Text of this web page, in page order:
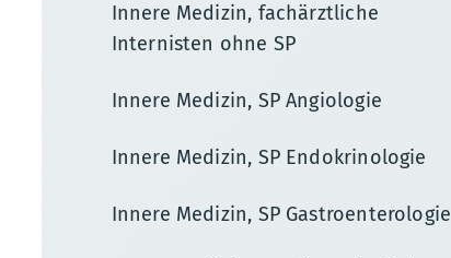
Innere Medizin, fachärztliche
Internisten ohne SP
Innere Medizin, SP Angiologie
Innere Medizin, SP Endokrinologie
Innere Medizin, SP Gastroenterologie